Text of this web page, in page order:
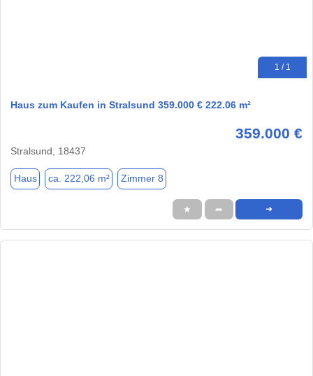
1 / 1
Haus zum Kaufen in Stralsund 359.000 € 222.06 m²
359.000 €
Stralsund, 18437
Haus ca. 222,06 m² Zimmer 8
★ ➦ ➜